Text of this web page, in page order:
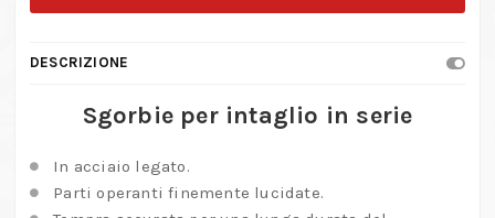
DESCRIZIONE
Sgorbie per intaglio in serie
In acciaio legato.
Parti operanti finemente lucidate.